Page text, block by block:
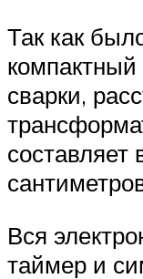
Так как
компактный
сварки,
составляет
Вся
таймер и